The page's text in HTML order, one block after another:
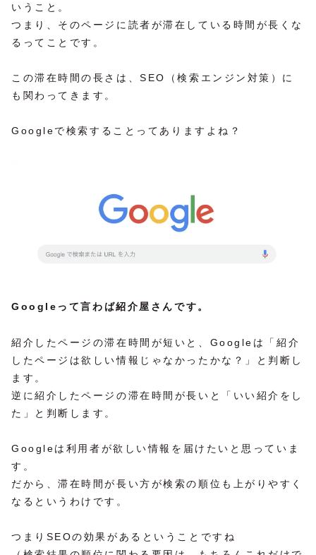
いうこと。
つまり、そのページに読者が滞在している時間が長くな
るってことです。
この滞在時間の長さは、SEO（検索エンジン対策）に
も関わってきます。
Googleで検索することってありますよね？
Googleって言わば紹介屋さんです。
紹介したページの滞在時間が短いと、Googleは「紹介
したページは欲しい情報じゃなかったかな？」と判断し
ます。
逆に紹介したページの滞在時間が長いと「いい紹介をし
た」と判断します。
Googleは利用者が欲しい情報を届けたいと思っていま
す。
だから、滞在時間が長い方が検索の順位も上がりやすく
なるというわけです。
つまりSEOの効果があるということですね